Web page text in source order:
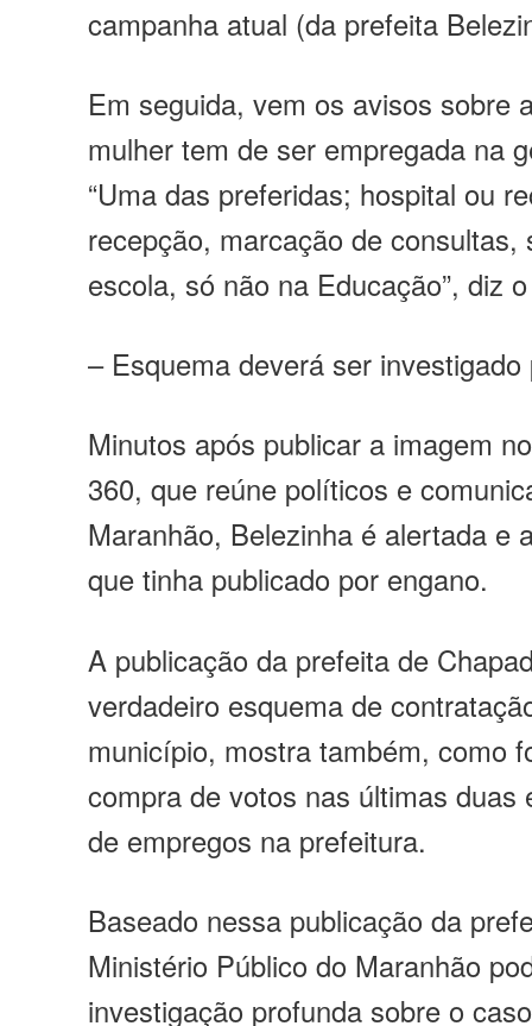
campanha atual (da prefeita
Em seguida, vem os avisos sobre
mulher tem de ser empregada na
“Uma das preferidas; hospital ou
recepção, marcação de consultas,
escola, só não na Educação”, diz
– Esquema deverá ser
Minutos após publicar a imagem
360, que reúne políticos e
Maranhão, Belezinha é alertada e
que tinha publicado por engano.
A publicação da prefeita de
verdadeiro esquema de
município, mostra também, como
compra de votos nas últimas duas
de empregos na prefeitura.
Baseado nessa publicação da
Ministério Público do Maranhão
investigação profunda sobre o